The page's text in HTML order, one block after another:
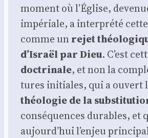
moment où l’Église,
impé­riale, a inter­pré­té
comme unrejet
d’Israël par Dieu. C’est
doc­tri­nale, et non la
tures ini­tiales, qui a ouvert
théo­lo­gie de la
consé­quences durables, et
aujourd’hui l’enjeu